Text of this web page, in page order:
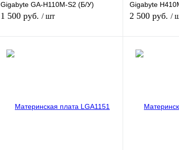
Gigabyte GA-H110M-S2 (Б/У)
1 500 руб. / шт
Gigabyte
2 500 руб. /